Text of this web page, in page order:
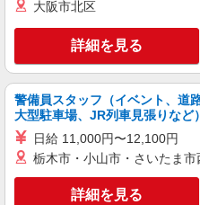
コンパスグループ・ジャパン株式
調理師【正社
月給28万円〜33万円 試
33万円(試用期間3ヶ月) 残業が発
代を1分単位
前職給与に応
グレース
区中村南3-24-
キープ
大阪市北区
詳細を見る
警備員スタッフ（イベント、道
大型駐車場、JR列車見張りなど）
日給 11,000円〜12,100円
栃木市・小山市・さいたま
詳細を見る